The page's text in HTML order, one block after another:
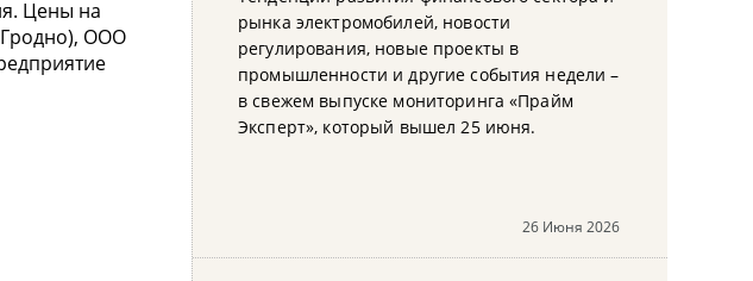
Цены на
ООО
рынка электромобилей, новости
регулирования, новые проекты в
промышленности и другие события недели –
в свежем выпуске мониторинга «Прайм
Эксперт», который вышел 25 июня.
26 Июня 2026